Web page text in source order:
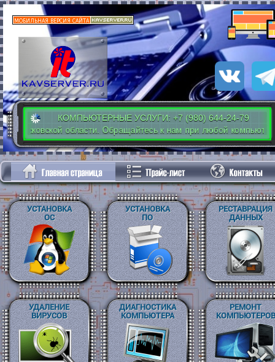
КОМПЬЮТЕРНЫЕ УСЛУГИ: +7 (980) 644-24-79
области. Обращайтесь к нам при любой
УСТАНОВКА
ОС
УСТАНОВКА
ПО
РЕСТАВРАЦИЯ
ДАННЫХ
УДАЛЕНИЕ
ВИРУСОВ
ДИАГНОСТИКА
КОМПЬЮТЕРА
РЕМОНТ
КОМПЬЮТЕРОВ